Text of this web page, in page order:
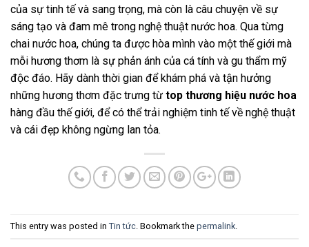
của sự tinh tế và sang trọng, mà còn là câu chuyện về sự
sáng tạo và đam mê trong nghệ thuật nước hoa. Qua từng
chai nước hoa, chúng ta được hòa mình vào một thế giới mà
mỗi hương thơm là sự phản ánh của cá tính và gu thẩm mỹ
độc đáo. Hãy dành thời gian để khám phá và tận hưởng
những hương thơm đặc trưng từ top thương hiệu nước hoa
hàng đầu thế giới, để có thể trải nghiệm tinh tế về nghệ thuật
và cái đẹp không ngừng lan tỏa.
This entry was posted in Tin tức . Bookmark the permalink